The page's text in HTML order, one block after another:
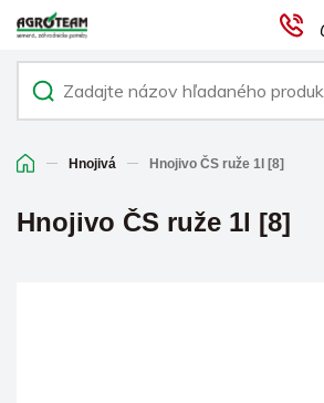
Hnojivá Hnojivo ČS ruže 1l [8]
Hnojivo ČS ruže 1l [8]